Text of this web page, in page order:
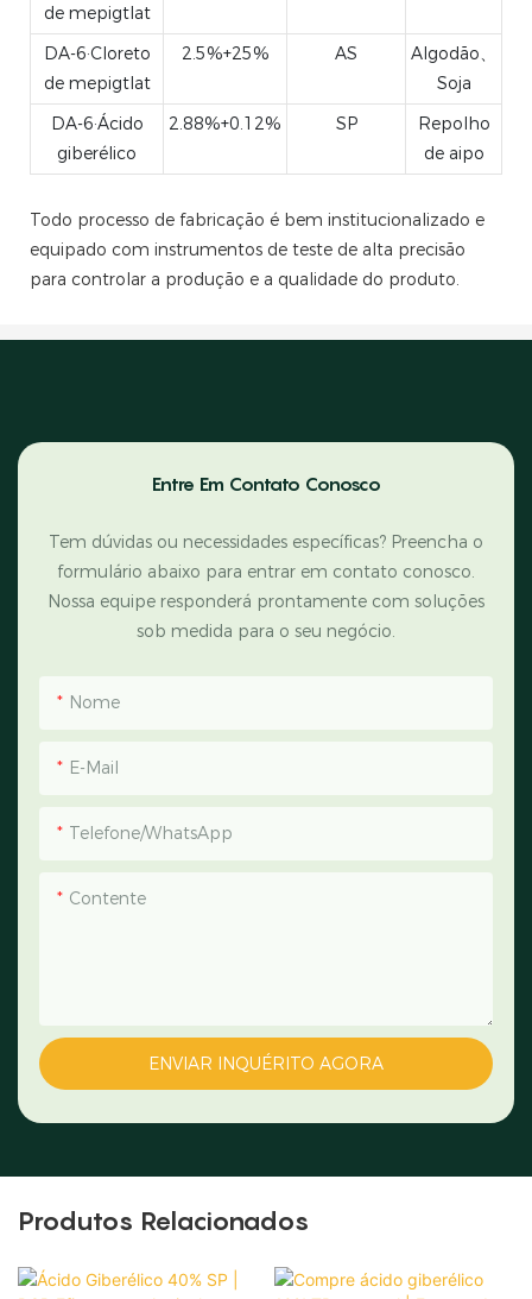
de mepigtlat
DA-6·Cloreto
de mepigtlat
2.5%+25% AS
Algodão、
Soja
DA-6·Ácido
giberélico
2.88%+0.12% SP
Repolho
de aipo
Todo processo de fabricação é bem institucionalizado e
equipado com instrumentos de teste de alta precisão
para controlar a produção e a qualidade do produto.
Entre Em Contato Conosco
Tem dúvidas ou necessidades específicas? Preencha o
formulário abaixo para entrar em contato conosco.
Nossa equipe responderá prontamente com soluções
sob medida para o seu negócio.
Nome
E-Mail
Telefone/WhatsApp
Contente
ENVIAR INQUÉRITO AGORA
Produtos Relacionados